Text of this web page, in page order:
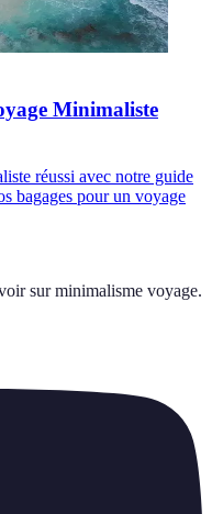
Minimaliste
réussi avec notre guide
bagages pour un voyage
sur minimalisme voyage.